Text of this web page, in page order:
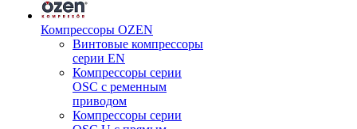
Компрессоры OZEN
Винтовые компрессоры
серии EN
Компрессоры серии
OSC с ременным
приводом
Компрессоры серии